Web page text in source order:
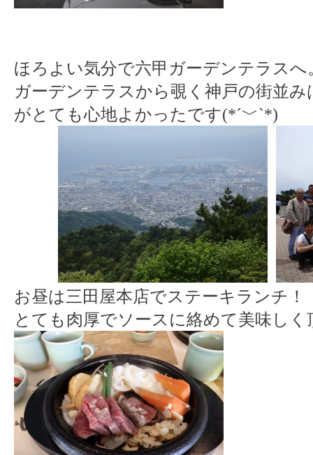
ほろよい気分で六甲ガーデンテラスへ
ガーデンテラスから覗く神戸の街並
がとても心地よかったです(*´﹀`*)
お昼は三田屋本店でステーキランチ！
とても肉厚でソースに絡めて美味し